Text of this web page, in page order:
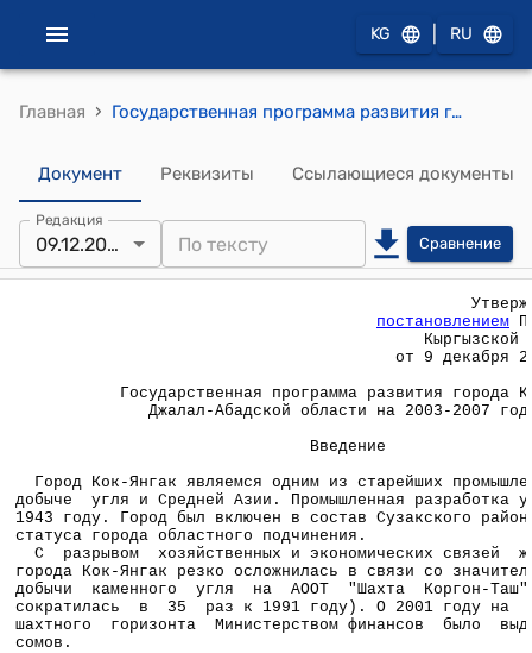
KG RU
Главная › Государственная программа развития города Кок-Янгак Джалал-Абадской области на 2003-2007 годы. (Утверждена постановлением Правительства КР от 9 декабря 2002 года № 839).
Документ Реквизиты Ссылающиеся документы
Редакция
09.12.2002 Сравнение